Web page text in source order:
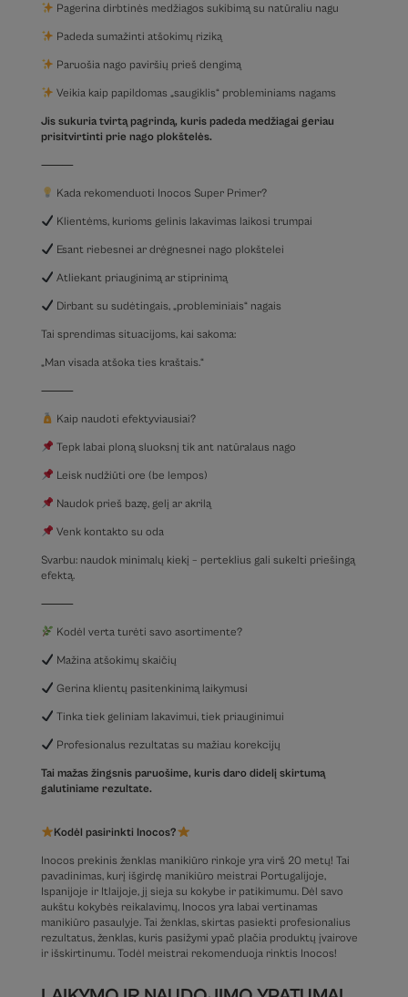
Pagerina dirbtinės medžiagos sukibimą su natūraliu nagu
Padeda sumažinti atšokimų riziką
Paruošia nago paviršių prieš dengimą
Veikia kaip papildomas „saugiklis“ probleminiams nagams
Jis sukuria tvirtą pagrindą, kuris padeda medžiagai geriau
prisitvirtinti prie nago plokštelės.
⸻
Kada rekomenduoti Inocos Super Primer?
Klientėms, kurioms gelinis lakavimas laikosi trumpai
Esant riebesnei ar drėgnesnei nago plokštelei
Atliekant priauginimą ar stiprinimą
Dirbant su sudėtingais, „probleminiais“ nagais
Tai sprendimas situacijoms, kai sakoma:
„Man visada atšoka ties kraštais.“
⸻
Kaip naudoti efektyviausiai?
Tepk labai ploną sluoksnį tik ant natūralaus nago
Leisk nudžiūti ore (be lempos)
Naudok prieš bazę, gelį ar akrilą
Venk kontakto su oda
Svarbu: naudok minimalų kiekį – perteklius gali sukelti priešingą
efektą.
⸻
Kodėl verta turėti savo asortimente?
Mažina atšokimų skaičių
Gerina klientų pasitenkinimą laikymusi
Tinka tiek geliniam lakavimui, tiek priauginimui
Profesionalus rezultatas su mažiau korekcijų
Tai mažas žingsnis paruošime, kuris daro didelį skirtumą
galutiniame rezultate.
Kodėl pasirinkti Inocos?
Inocos prekinis ženklas manikiūro rinkoje yra virš 20 metų! Tai
pavadinimas, kurį išgirdę manikiūro meistrai Portugalijoje,
Ispanijoje ir Itlaijoje, jį sieja su kokybe ir patikimumu. Dėl savo
aukštu kokybės reikalavimų, Inocos yra labai vertinamas
manikiūro pasaulyje. Tai ženklas, skirtas pasiekti profesionalius
rezultatus, ženklas, kuris pasižymi ypač plačia produktų įvairove
ir išskirtinumu. Todėl meistrai rekomenduoja rinktis Inocos!